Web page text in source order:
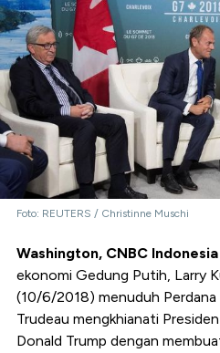
Foto: REUTERS / Christinne Muschi
Washington, CNBC
ekonomi Gedung Putih, Larry
(10/6/2018) menuduh
Trudeau mengkhianati
Donald Trump dengan